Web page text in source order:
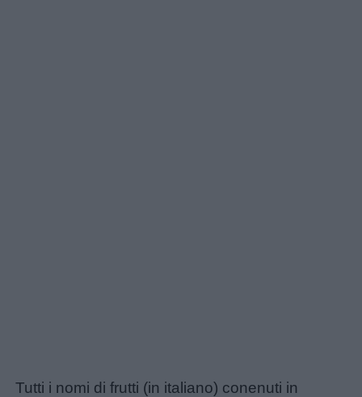
Tutti i nomi di frutti (in italiano) conenuti in